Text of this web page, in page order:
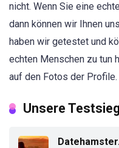
nicht. Wenn Sie eine
dann können wir Ihnen
haben wir getestet und
echten Menschen zu tun
auf den Fotos der Profile.
Unsere